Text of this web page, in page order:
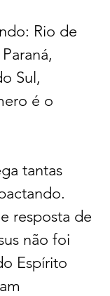
Rio de
Sul,
é o
tantas
resposta de
não foi
Espírito